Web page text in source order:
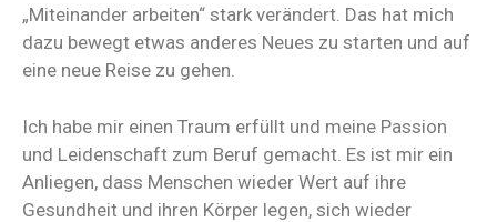
„Miteinander arbeiten“ stark verändert. Das hat mich
dazu bewegt etwas anderes Neues zu starten und auf
eine neue Reise zu gehen.
Ich habe mir einen Traum erfüllt und meine Passion
und Leidenschaft zum Beruf gemacht. Es ist mir ein
Anliegen, dass Menschen wieder Wert auf ihre
Gesundheit und ihren Körper legen, sich wieder